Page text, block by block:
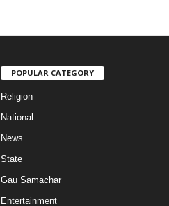
POPULAR CATEGORY
Religion
National
News
State
Gau Samachar
Entertainment